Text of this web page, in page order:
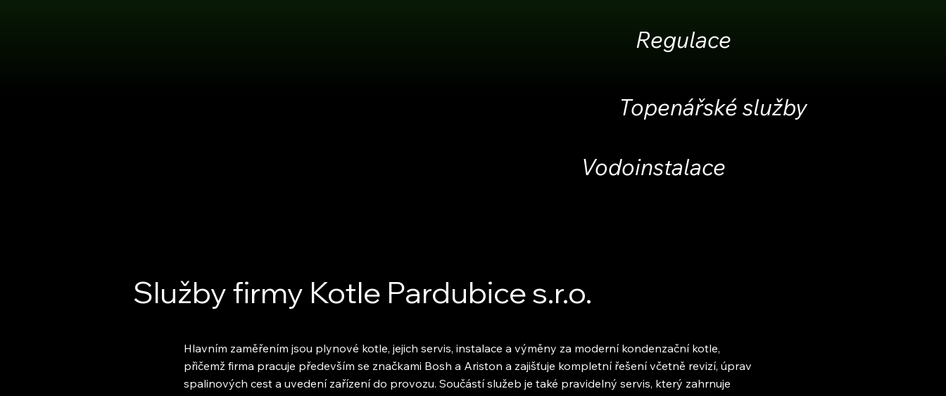
Regulace
Topenářské služby
Vodoinstalace
Služby firmy Kotle Pardubice s.r.o.
Hlavním zaměřením jsou plynové kotle, jejich servis, instalace a výměny za moderní kondenzační kotle,
přičemž firma pracuje především se značkami Bosh a Ariston a zajišťuje kompletní řešení včetně revizí, úprav
spalinových cest a uvedení zařízení do provozu. Součástí služeb je také pravidelný servis, který zahrnuje